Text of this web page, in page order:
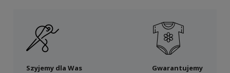
Szyjemy dla Was
Gwarantujemy